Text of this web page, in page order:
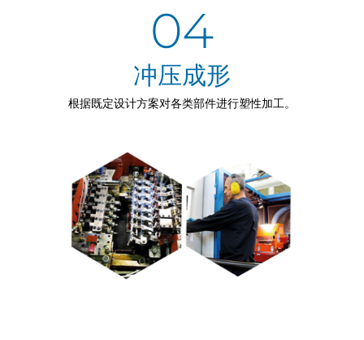
04
冲压成形
根据既定设计方案对各类部件进行塑性加工。